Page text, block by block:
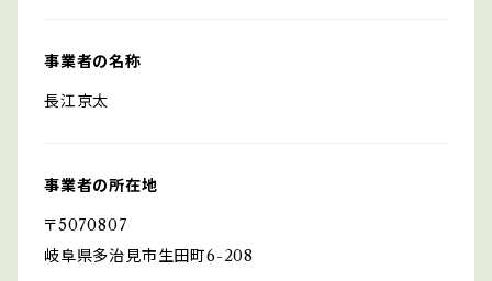
事業者の名称
長江京太
事業者の所在地
〒5070807
岐阜県多治見市生田町6-208